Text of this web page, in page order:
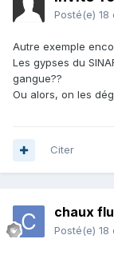
Posté(e) 18
Autre exemple
Les gypses du
gangue??
Ou alors, on les
Citer
chaux
Posté(e) 18